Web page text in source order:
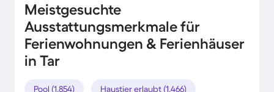
Meistgesuchte
Ausstattungsmerkmale für
Ferienwohnungen & Ferienhäuser
in Tar
Pool (1.854) Haustier erlaubt (1.466)